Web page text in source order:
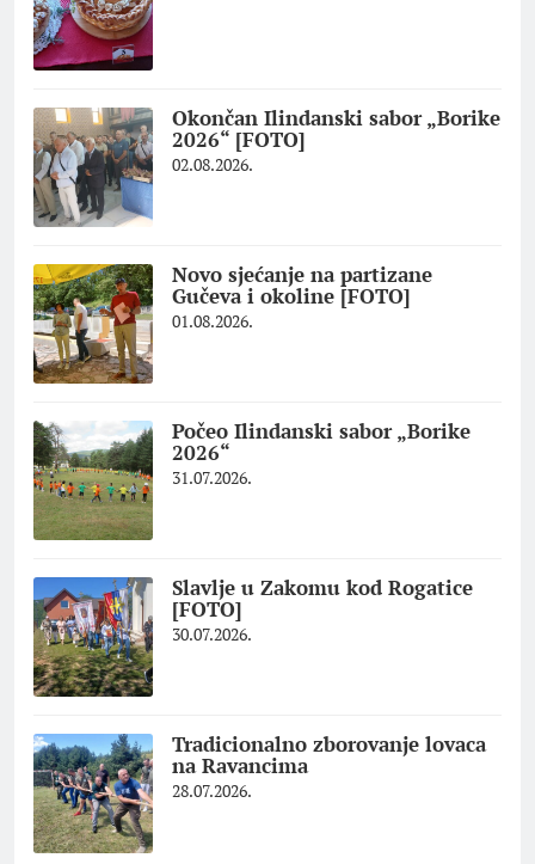
Okončan Ilindanski sabor „Borike
2026“ [FOTO]
02.08.2026.
Novo sjećanje na partizane
Gučeva i okoline [FOTO]
01.08.2026.
Počeo Ilindanski sabor „Borike
2026“
31.07.2026.
Slavlje u Zakomu kod Rogatice
[FOTO]
30.07.2026.
Tradicionalno zborovanje lovaca
na Ravancima
28.07.2026.